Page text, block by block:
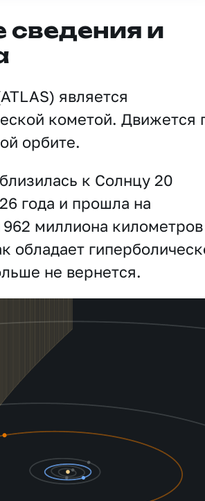
и
является
кометой. Движется
орбите.
к Солнцу 20
года и прошла на
962 миллиона
обладает
не вернется.